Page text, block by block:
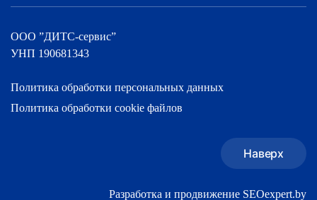
ООО ”ДИТС-cервис”
УНП 190681343
Политика обработки персональных данных
Политика обработки cookie файлов
Наверх
Разработка и продвижение SEOexpert.by